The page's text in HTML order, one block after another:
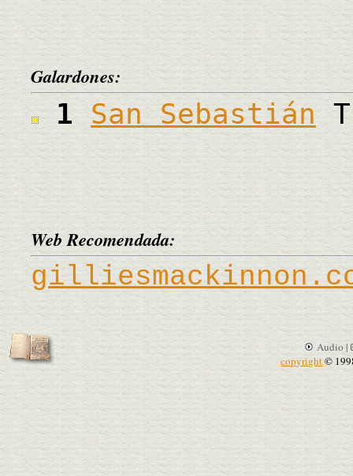
Galardones:
1San Sebastián
Web Recomendada:
Audio |
copyright©